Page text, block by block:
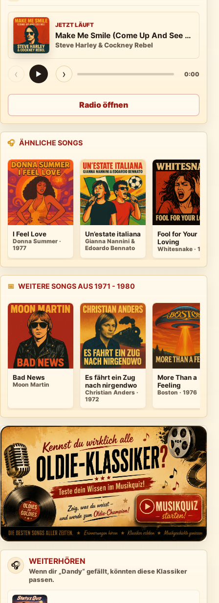
JETZT LÄUFT
Make Me Smile (Come Up And See Me)
Steve Harley & Cockney Rebel
‹ ▶ › 0:00
Radio öffnen
🎧 ÄHNLICHE SONGS
I Feel Love
Donna Summer ·
1977
Un’estate italiana
Gianna Nannini &
Edoardo Bennato
Fool for Your
Loving
Whitesnake · 1980
📅 WEITERE SONGS AUS 1971 - 1980
Bad News
Moon Martin
Es fährt ein Zug
nach nirgendwo
Christian Anders ·
1972
More Than a
Feeling
Boston · 1976
🎧 WEITERHÖREN
Wenn dir „Dandy“ gefällt, könnten diese Klassiker
passen.